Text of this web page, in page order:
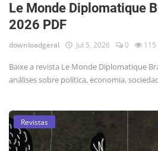
Le Monde Diplomatique
2026 PDF
downloadgeral Jul 5, 2026 0 115
Baixe a revista Le Monde Diplomatique
análises sobre política, economia,
Revistas